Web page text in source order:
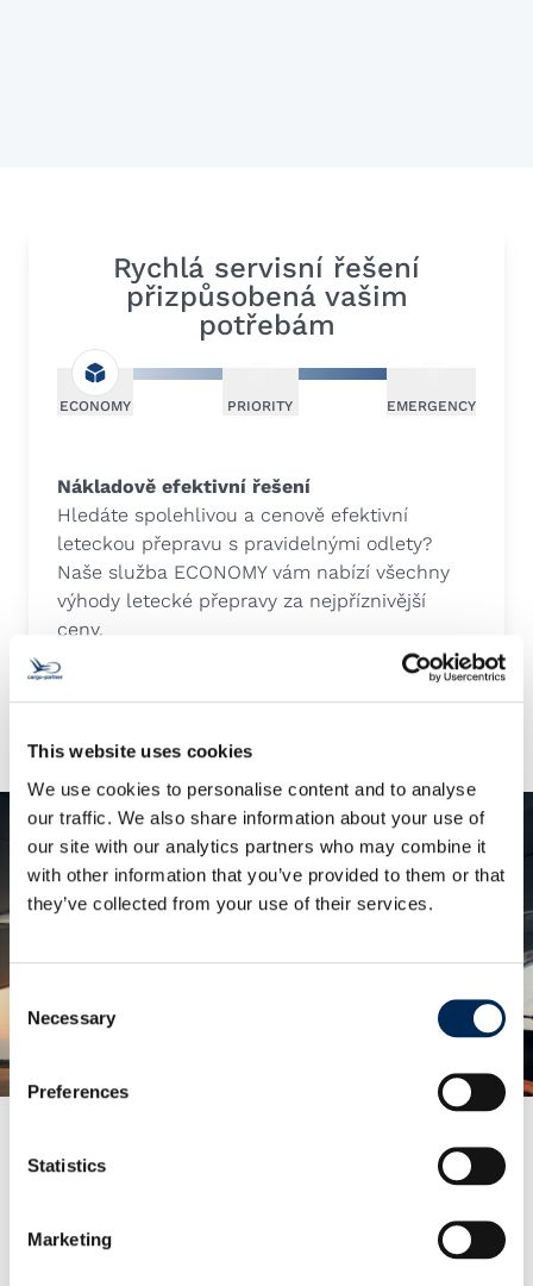
This website uses cookies
We use cookies to personalise content and to analyse
our traffic. We also share information about your use of
our site with our analytics partners who may combine it
with other information that you’ve provided to them or that
they’ve collected from your use of their services.
Consent
Selection
Necessary
Preferences
Statistics
Marketing
Rychlá servisní řešení
přizpůsobená vašim
potřebám
ECONOMY PRIORITY EMERGENCY
Nákladově efektivní řešení
Hledáte spolehlivou a cenově efektivní
leteckou přepravu s pravidelnými odlety?
Naše služba ECONOMY vám nabízí všechny
výhody letecké přepravy za nejpříznivější
ceny.